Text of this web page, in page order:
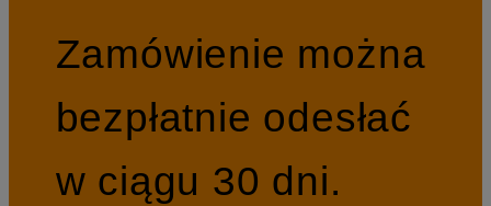
Zamówienie można
bezpłatnie odesłać
w ciągu 30 dni.